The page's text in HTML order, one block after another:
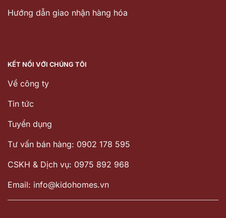
Hướng dẫn giao nhận hàng hóa
KẾT NỐI VỚI CHÚNG TÔI
Về công ty
Tin tức
Tuyển dụng
Tư vấn bán hàng: 0902 178 595
CSKH & Dịch vụ: 0975 892 968
Email: info@kidohomes.vn